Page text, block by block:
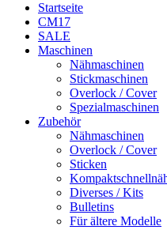
Startseite
CM17
SALE
Maschinen
Nähmaschinen
Stickmaschinen
Overlock / Cover
Spezialmaschinen
Zubehör
Nähmaschinen
Overlock / Cover
Sticken
Diverses / Kits
Bulletins
Für ältere Modelle